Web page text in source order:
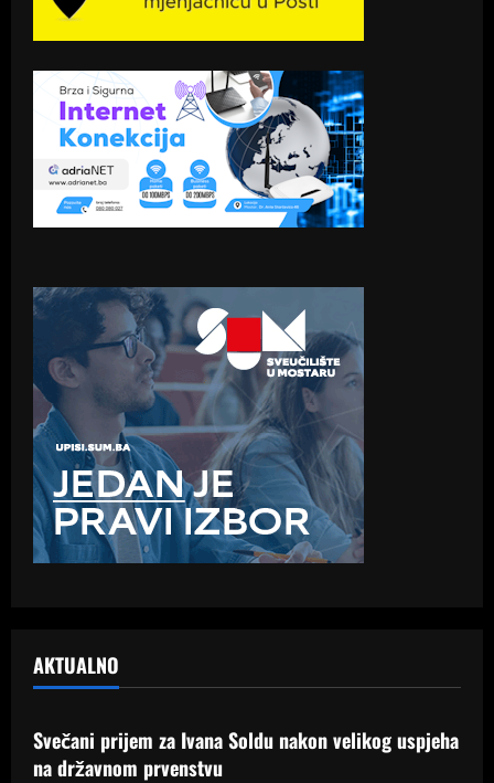
AKTUALNO
Samo Hercegovina
Svečani prijem za Ivana Soldu nakon velikog uspjeha
na državnom prvenstvu